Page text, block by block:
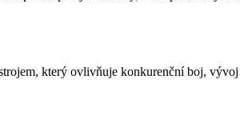
který ovlivňuje konkurenční boj,